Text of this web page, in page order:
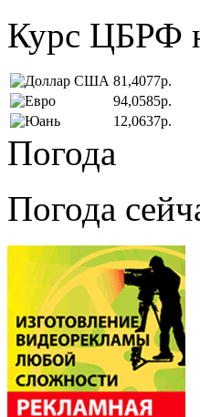
Курс ЦБРФ
81,4077р.
94,0585р.
12,0637р.
Погода
Погода